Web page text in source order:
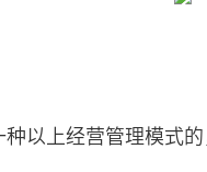
以上经营管理模式